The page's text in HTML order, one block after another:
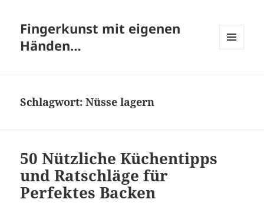
Fingerkunst mit eigenen
Händen…
Schlagwort:Nüsse lagern
50 Nützliche Küchentipps
und Ratschläge für
Perfektes Backen